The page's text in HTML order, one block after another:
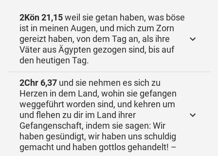
2Kön 21,15weil sie getan haben, was böse
ist in meinen Augen, und mich zum Zorn
gereizt haben, von dem Tag an, als ihre
Väter aus Ägypten gezogen sind, bis auf
den heutigen Tag.
2Chr 6,37 und sie nehmen es sich zu
Herzen in dem Land, wohin sie gefangen
weggeführt worden sind, und kehren um
und flehen zu dir im Land ihrer
Gefangenschaft, indem sie sagen: Wir
haben gesündigt, wir haben uns schuldig
gemacht und haben gottlos gehandelt! –